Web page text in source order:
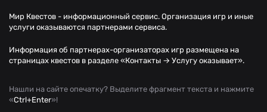
Мир Квестов - информационный сервис. Организация игр и иные
услуги оказываются партнерами сервиса.
Информация об партнерах-организаторах игр размещена на
страницах квестов в разделе «Контакты → Услугу оказывает».
Нашли на сайте опечатку? Выделите фрагмент текста и нажмите
«Ctrl+Enter»!